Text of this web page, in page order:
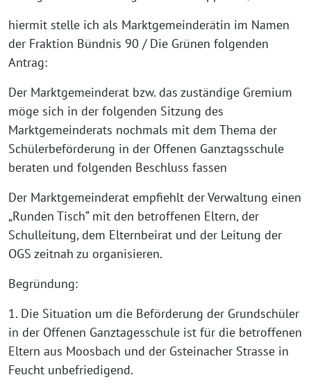
hiermit stelle ich als Marktgemeinderätin im Namen
der Fraktion Bündnis 90 / Die Grünen folgenden
Antrag:
Der Marktgemeinderat bzw. das zuständige Gremium
möge sich in der folgenden Sitzung des
Marktgemeinderats nochmals mit dem Thema der
Schülerbeförderung in der Offenen Ganztagsschule
beraten und folgenden Beschluss fassen
Der Marktgemeinderat empfiehlt der Verwaltung einen
„Runden Tisch“ mit den betroffenen Eltern, der
Schulleitung, dem Elternbeirat und der Leitung der
OGS zeitnah zu organisieren.
Begründung:
1. Die Situation um die Beförderung der Grundschüler
in der Offenen Ganztagesschule ist für die betroffenen
Eltern aus Moosbach und der Gsteinacher Strasse in
Feucht unbefriedigend.